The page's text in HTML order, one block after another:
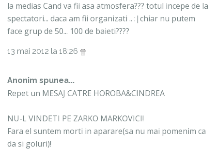
la medias Cand va fii asa atmosfera??? totul incepe de la
spectatori... daca am fii organizati .. :|chiar nu putem
face grup de 50... 100 de baieti????
13 mai 2012 la 18:26
Anonim spunea...
Repet un MESAJ CATRE HOROBA&CINDREA
NU-L VINDETI PE ZARKO MARKOVICI!
Fara el suntem morti in aparare(sa nu mai pomenim ca
da si goluri)!